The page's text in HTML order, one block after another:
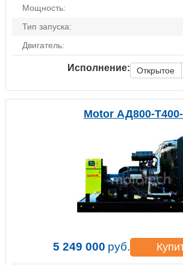
Мощность:
Тип запуска:
Двигатель:
Исполнение: Открытое
Motor АД800-
5 249 000 руб.